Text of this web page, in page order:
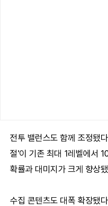
전투 밸런스도 함께 조정됐
절'이 기존 최대 1레벨에서
확률과 대미지가 크게 향상
수집 콘텐츠도 대폭 확장됐